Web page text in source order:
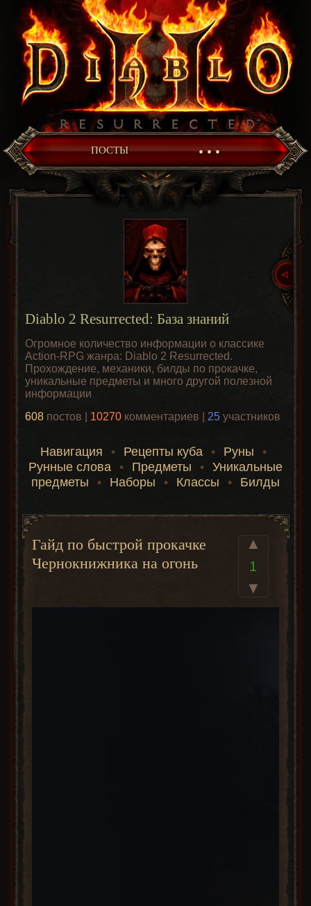
ПОСТЫ • • •
Diablo 2 Resurrected: База знаний
Огромное количество информации о классике
Action-RPG жанра: Diablo 2 Resurrected.
Прохождение, механики, билды по прокачке,
уникальные предметы и много другой полезной
информации
608 постов | 10270 комментариев | 25 участников
Навигация • Рецепты куба • Руны
•
Рунные слова
• Предметы • Уникальные
предметы
• Наборы • Классы • Билды
▲
1
▼
Гайд по быстрой прокачке
Чернокнижника на огонь